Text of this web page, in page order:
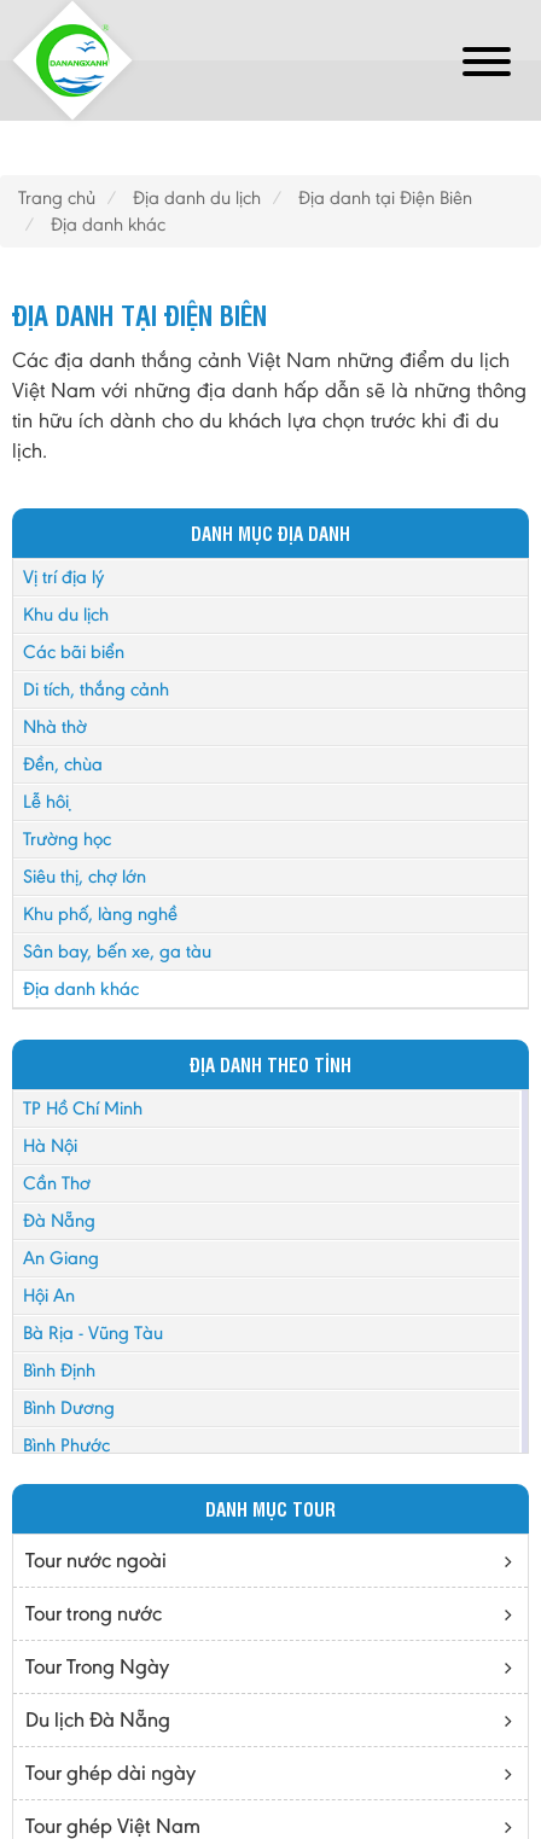
Trang chủ Địa danh du lịch
Địa danh tại Điện Biên
Địa danh khác
ĐỊA DANH TẠI ĐIỆN BIÊN
Các địa danh thắng cảnh Việt Nam những điểm du lịch
Việt Nam với những địa danh hấp dẫn sẽ là những thông
tin hữu ích dành cho du khách lựa chọn trước khi đi du
lịch.
DANH MỤC ĐỊA DANH
Vị trí địa lý
Khu du lịch
Các bãi biển
Di tích, thắng cảnh
Nhà thờ
Đền, chùa
Lễ hội
Trường học
Siêu thị, chợ lớn
Khu phố, làng nghề
Sân bay, bến xe, ga tàu
Địa danh khác
ĐỊA DANH THEO TỈNH
TP Hồ Chí Minh
Hà Nội
Cần Thơ
Đà Nẵng
An Giang
Hội An
Bà Rịa - Vũng Tàu
Bình Định
Bình Dương
Bình Phước
Bình Thuận
Bắc Giang
Bắc Ninh
Bến Tre
Cà mau
Cao Bằng
Daknông
Đồng Nai
DANH MỤC TOUR
Tour nước ngoài
Tour trong nước
Tour Trong Ngày
Du lịch Đà Nẵng
Tour ghép dài ngày
Tour ghép Việt Nam